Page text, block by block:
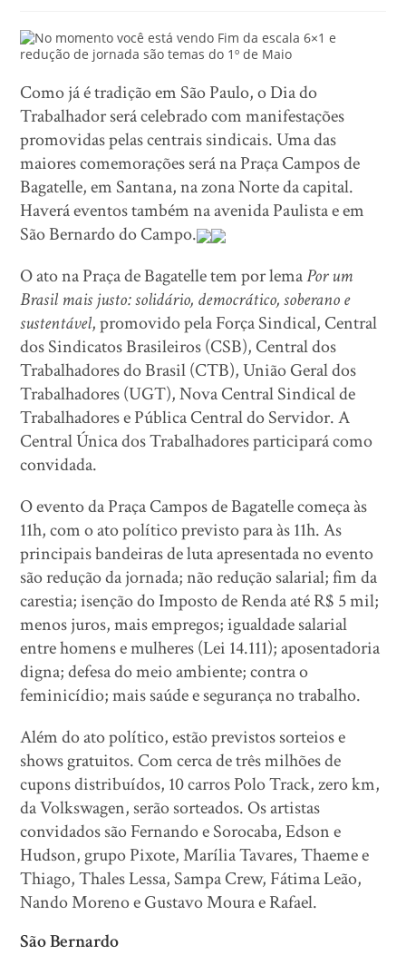
Como já é tradição em São Paulo, o Dia do
Trabalhador será celebrado com manifestações
promovidas pelas centrais sindicais. Uma das
maiores comemorações será na Praça Campos de
Bagatelle, em Santana, na zona Norte da capital.
Haverá eventos também na avenida Paulista e em
São Bernardo do Campo.
O ato na Praça de Bagatelle tem por lemaPor um
Brasil mais justo: solidário, democrático, soberano e
sustentável, promovido pela Força Sindical, Central
dos Sindicatos Brasileiros (CSB), Central dos
Trabalhadores do Brasil (CTB), União Geral dos
Trabalhadores (UGT), Nova Central Sindical de
Trabalhadores e Pública Central do Servidor. A
Central Única dos Trabalhadores participará como
convidada.
O evento da Praça Campos de Bagatelle começa às
11h, com o ato político previsto para às 11h. As
principais bandeiras de luta apresentada no evento
são redução da jornada; não redução salarial; fim da
carestia; isenção do Imposto de Renda até R$ 5 mil;
menos juros, mais empregos; igualdade salarial
entre homens e mulheres (Lei 14.111); aposentadoria
digna; defesa do meio ambiente; contra o
feminicídio; mais saúde e segurança no trabalho.
Além do ato político, estão previstos sorteios e
shows gratuitos. Com cerca de três milhões de
cupons distribuídos, 10 carros Polo Track, zero km,
da Volkswagen, serão sorteados. Os artistas
convidados são Fernando e Sorocaba, Edson e
Hudson, grupo Pixote, Marília Tavares, Thaeme e
Thiago, Thales Lessa, Sampa Crew, Fátima Leão,
Nando Moreno e Gustavo Moura e Rafael.
São Bernardo